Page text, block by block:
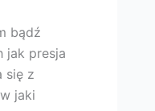
bądź
jak presja
się z
jaki